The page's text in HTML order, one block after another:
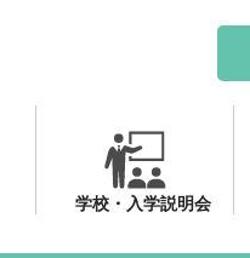
学校・入学説明会